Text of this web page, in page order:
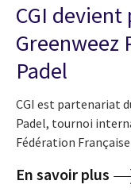
CGI
Greenweez
Padel
CGI est partenariat
Padel, tournoi
Fédération
En savoir plus